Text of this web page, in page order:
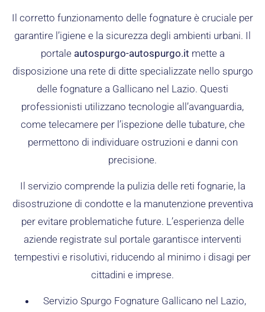
Il corretto funzionamento delle fognature è cruciale per
garantire l’igiene e la sicurezza degli ambienti urbani. Il
portale autospurgo-autospurgo.it mette a
disposizione una rete di ditte specializzate nello spurgo
delle fognature a Gallicano nel Lazio. Questi
professionisti utilizzano tecnologie all’avanguardia,
come telecamere per l’ispezione delle tubature, che
permettono di individuare ostruzioni e danni con
precisione.
Il servizio comprende la pulizia delle reti fognarie, la
disostruzione di condotte e la manutenzione preventiva
per evitare problematiche future. L’esperienza delle
aziende registrate sul portale garantisce interventi
tempestivi e risolutivi, riducendo al minimo i disagi per
cittadini e imprese.
Servizio Spurgo Fognature Gallicano nel Lazio,